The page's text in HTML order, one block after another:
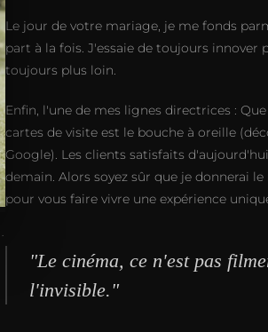
Le jour de votre mariage, je me fonds
part à la fois. J'essaie de toujours
toujours plus loin.
Enfin, l'une de mes lignes directrices :
cartes de visite est le bouche à oreille
Google). Les clients satisfaits
demain. Alors soyez sûr que je donnerai
pour vous faire vivre une expérience
"Le cinéma, ce n'est pas
l'invisible."